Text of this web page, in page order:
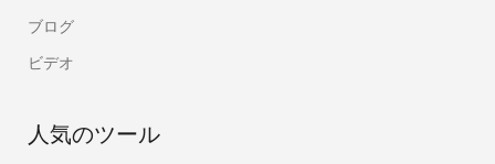
ブログ
ビデオ
人気のツール